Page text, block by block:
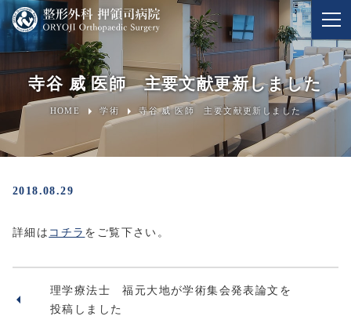
寺谷 威 医師 主要文献更新しました
HOME 学術 寺谷 威 医師 主要文献更新しました
2018.08.29
詳細は コチラ をご覧下さい。
理学療法士 福元大地が学術集会発表論文を
投稿しました